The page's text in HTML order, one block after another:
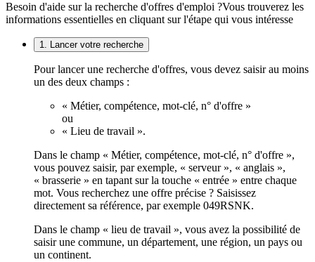
Besoin d'aide sur la recherche d'offres d'emploi ?Vous trouverez les
informations essentielles en cliquant sur l'étape qui vous intéresse
1. Lancer votre recherche
Pour lancer une recherche d'offres, vous devez saisir au moins
un des deux champs :
« Métier, compétence, mot-clé, n° d'offre »
ou
« Lieu de travail ».
Dans le champ « Métier, compétence, mot-clé, n° d'offre »,
vous pouvez saisir, par exemple, « serveur », « anglais »,
« brasserie » en tapant sur la touche « entrée » entre chaque
mot. Vous recherchez une offre précise ? Saisissez
directement sa référence, par exemple 049RSNK.
Dans le champ « lieu de travail », vous avez la possibilité de
saisir une commune, un département, une région, un pays ou
un continent.